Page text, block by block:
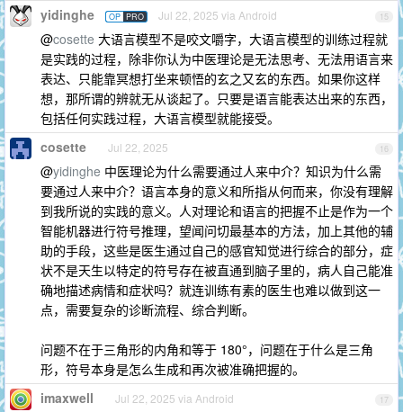
15
yidinghe OP PRO Jul 22, 2025 via Android
@cosette 大语言模型不是咬文嚼字，大语言模型的训练过程就
是实践的过程，除非你认为中医理论是无法思考、无法用语言来
表达、只能靠冥想打坐来顿悟的玄之又玄的东西。如果你这样
想，那所谓的辨就无从谈起了。只要是语言能表达出来的东西，
包括任何实践过程，大语言模型就能接受。
16
cosette Jul 22, 2025
@yidinghe 中医理论为什么需要通过人来中介？知识为什么需
要通过人来中介？语言本身的意义和所指从何而来，你没有理解
到我所说的实践的意义。人对理论和语言的把握不止是作为一个
智能机器进行符号推理，望闻问切最基本的方法，加上其他的辅
助的手段，这些是医生通过自己的感官知觉进行综合的部分，症
状不是天生以特定的符号存在被直通到脑子里的，病人自己能准
确地描述病情和症状吗？就连训练有素的医生也难以做到这一
点，需要复杂的诊断流程、综合判断。
问题不在于三角形的内角和等于 180°，问题在于什么是三角
形，符号本身是怎么生成和再次被准确把握的。
17
imaxwell Jul 22, 2025 via Android